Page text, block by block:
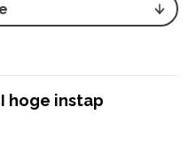
hoge instap